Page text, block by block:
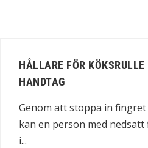
HÅLLARE FÖR
HANDTAG
Genom att stoppa in
kan en person med
i...